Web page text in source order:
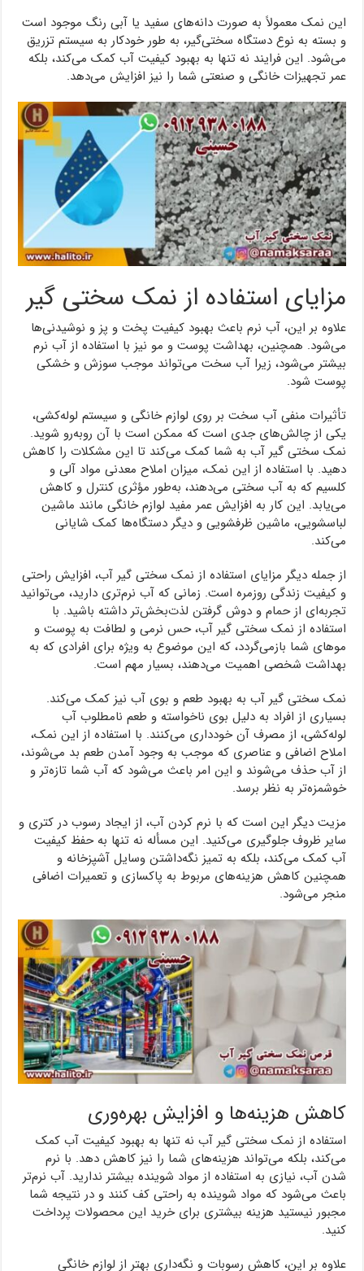
این نمک معمولاً به صورت دانه‌های سفید یا آبی رنگ موجود است
و بسته به نوع دستگاه سختی‌گیر، به طور خودکار به سیستم تزریق
می‌شود. این فرایند نه تنها به بهبود کیفیت آب کمک می‌کند، بلکه
عمر تجهیزات خانگی و صنعتی شما را نیز افزایش می‌دهد.
مزایای استفاده از نمک سختی گیر
علاوه بر این، آب نرم باعث بهبود کیفیت پخت و پز و نوشیدنی‌ها
می‌شود. همچنین، بهداشت پوست و مو نیز با استفاده از آب نرم
بیشتر می‌شود، زیرا آب سخت می‌تواند موجب سوزش و خشکی
پوست شود.
تأثیرات منفی آب سخت بر روی لوازم خانگی و سیستم لوله‌کشی،
یکی از چالش‌های جدی است که ممکن است با آن روبه‌رو شوید.
نمک سختی گیر آب به شما کمک می‌کند تا این مشکلات را کاهش
دهید. با استفاده از این نمک، میزان املاح معدنی مواد آلی و
کلسیم که به آب سختی می‌دهند، به‌طور مؤثری کنترل و کاهش
می‌یابد. این کار به افزایش عمر مفید لوازم خانگی مانند ماشین
لباسشویی، ماشین ظرفشویی و دیگر دستگاه‌ها کمک شایانی
می‌کند.
از جمله دیگر مزایای استفاده از نمک سختی گیر آب، افزایش راحتی
و کیفیت زندگی روزمره است. زمانی که آب نرم‌تری دارید، می‌توانید
تجربه‌ای از حمام و دوش گرفتن لذت‌بخش‌تر داشته باشید. با
استفاده از نمک سختی گیر آب، حس نرمی و لطافت به پوست و
موهای شما بازمی‌گردد، که این موضوع به ویژه برای افرادی که به
بهداشت شخصی اهمیت می‌دهند، بسیار مهم است.
نمک سختی گیر آب به بهبود طعم و بوی آب نیز کمک می‌کند.
بسیاری از افراد به دلیل بوی ناخواسته و طعم نامطلوب آب
لوله‌کشی، از مصرف آن خودداری می‌کنند. با استفاده از این نمک،
املاح اضافی و عناصری که موجب به وجود آمدن طعم بد می‌شوند،
از آب حذف می‌شوند و این امر باعث می‌شود که آب شما تازه‌تر و
خوشمزه‌تر به نظر برسد.
مزیت دیگر این است که با نرم کردن آب، از ایجاد رسوب در کتری و
سایر ظروف جلوگیری می‌کنید. این مسأله نه تنها به حفظ کیفیت
آب کمک می‌کند، بلکه به تمیز نگه‌داشتن وسایل آشپزخانه و
همچنین کاهش هزینه‌های مربوط به پاکسازی و تعمیرات اضافی
منجر می‌شود.
کاهش هزینه‌ها و افزایش بهره‌وری
استفاده از نمک سختی گیر آب نه تنها به بهبود کیفیت آب کمک
می‌کند، بلکه می‌تواند هزینه‌های شما را نیز کاهش دهد. با نرم
شدن آب، نیازی به استفاده از مواد شوینده بیشتر ندارید. آب نرم‌تر
باعث می‌شود که مواد شوینده به راحتی کف کنند و در نتیجه شما
مجبور نیستید هزینه بیشتری برای خرید این محصولات پرداخت
کنید.
علاوه بر این، کاهش رسوبات و نگه‌داری بهتر از لوازم خانگی